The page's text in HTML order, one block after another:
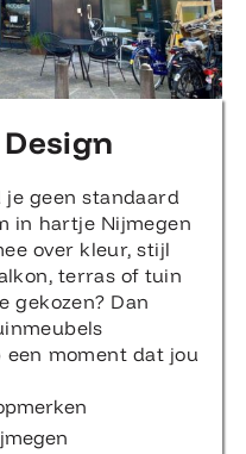
Design
geen standaard
in hartje Nijmegen
over kleur, stijl
terras of tuin
gekozen? Dan
moment dat jou